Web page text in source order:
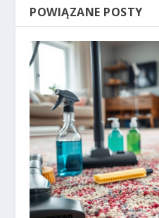
POWIĄZANE POSTY